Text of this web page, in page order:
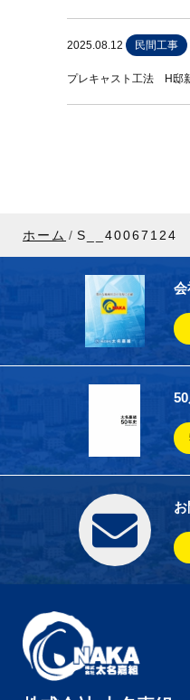
2025.08.12 民間工事
プレキャスト工法 H
ホーム S__40067124
会